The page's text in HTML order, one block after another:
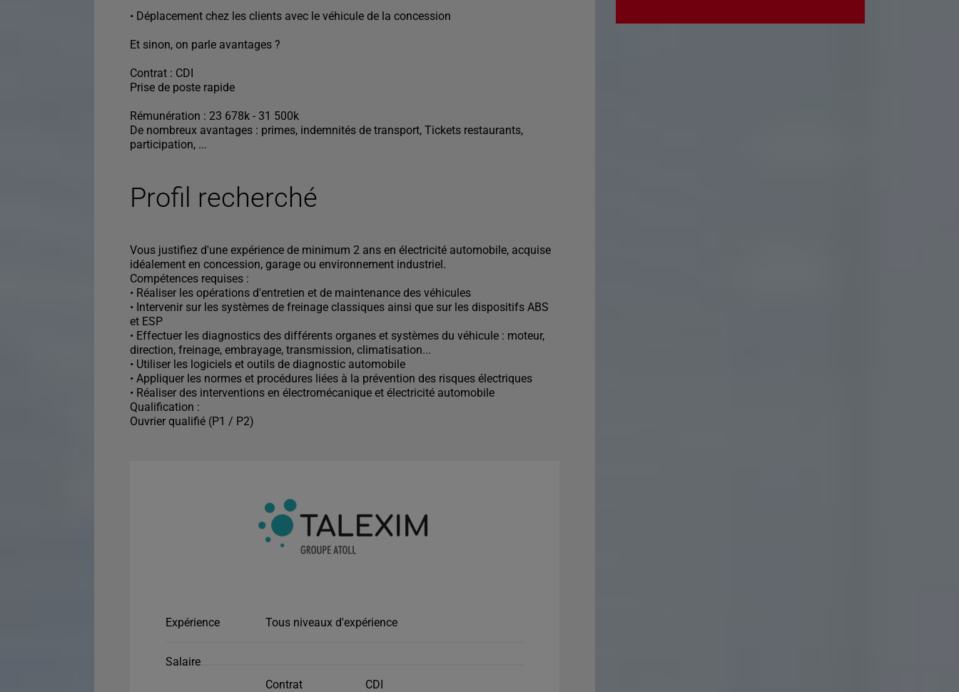
• Déplacement chez les clients avec le véhicule de la concession
Et sinon, on parle avantages ?
Contrat : CDI
Prise de poste rapide
Rémunération : 23 678k - 31 500k
De nombreux avantages : primes, indemnités de transport, Tickets restaurants,
participation, ...
Profil recherché
Vous justifiez d'une expérience de minimum 2 ans en électricité automobile, acquise
idéalement en concession, garage ou environnement industriel.
Compétences requises :
• Réaliser les opérations d'entretien et de maintenance des véhicules
• Intervenir sur les systèmes de freinage classiques ainsi que sur les dispositifs ABS
et ESP
• Effectuer les diagnostics des différents organes et systèmes du véhicule : moteur,
direction, freinage, embrayage, transmission, climatisation...
• Utiliser les logiciels et outils de diagnostic automobile
• Appliquer les normes et procédures liées à la prévention des risques électriques
• Réaliser des interventions en électromécanique et électricité automobile
Qualification :
Ouvrier qualifié (P1 / P2)
Expérience Tous niveaux d'expérience
Salaire
Contrat
CDI